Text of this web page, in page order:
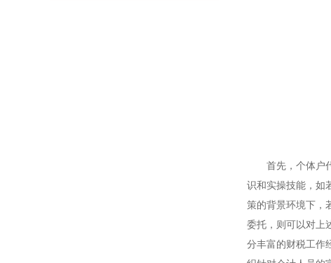
首先，个体户代
识和实操技能，如
策的背景环境下，
委托，则可以对上
分丰富的财税工作